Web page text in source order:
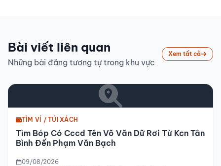
Bài viết liên quan
Những bài đăng tương tự trong khu vực
Xem tất cả
TÌM VÍ / TÚI XÁCH
Tìm Bóp Có Cccd Tên Võ Văn Dữ Rơi Từ Kcn Tân
Bình Đến Phạm Văn Bạch
09/08/2026